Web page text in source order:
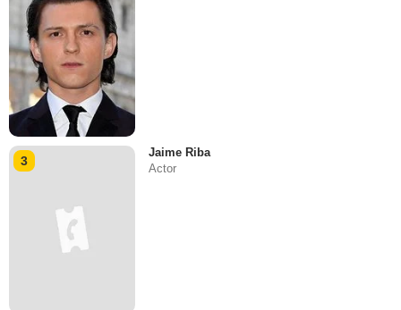
3
Jaime Riba
Actor